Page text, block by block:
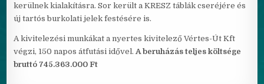
kerülnek kialakításra. Sor került a KRESZ táblák cseréjére és
új tartós burkolati jelek festésére is.
A kivitelezési munkákat a nyertes kivitelező Vértes-Út Kft
végzi, 150 napos átfutási idővel. A beruházás teljes költsége
bruttó 745.363.000 Ft